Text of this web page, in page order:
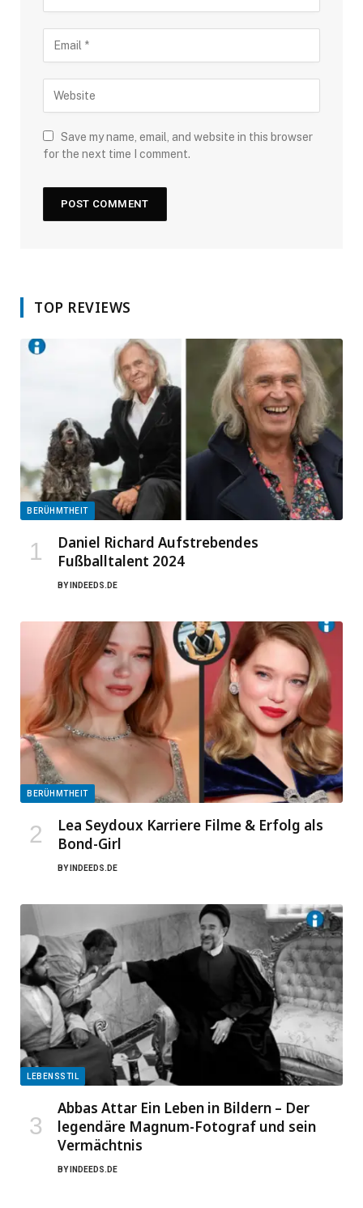
Save my name, email, and website in this browser
for the next time I comment.
TOP REVIEWS
BERÜHMTHEIT
Daniel Richard Aufstrebendes
Fußballtalent 2024
BY INDEEDS.DE
BERÜHMTHEIT
Lea Seydoux Karriere Filme & Erfolg als
Bond-Girl
BY INDEEDS.DE
LEBENSSTIL
Abbas Attar Ein Leben in Bildern – Der
legendäre Magnum-Fotograf und sein
Vermächtnis
BY INDEEDS.DE